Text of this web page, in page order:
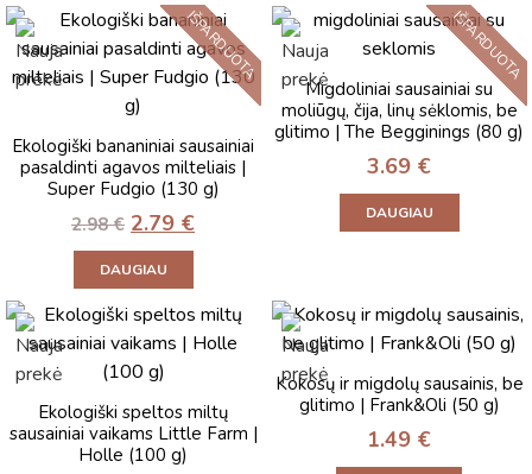
IŠPARDUOTA
Ekologiški bananiniai sausainiai
pasaldinti agavos milteliais |
Super Fudgio (130 g)
2.98€ 2.79 €
DAUGIAU
IŠPARDUOTA
Migdoliniai sausainiai su
moliūgų, čija, linų sėklomis, be
glitimo | The Begginings (80 g)
3.69 €
DAUGIAU
Ekologiški speltos miltų
sausainiai vaikams Little Farm |
Holle (100 g)
Kokosų ir migdolų sausainis, be
glitimo | Frank&Oli (50 g)
1.49 €